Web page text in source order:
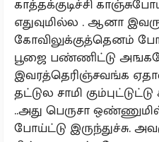
காத்தக்குடிச்சி
எதுவுமில்ல . ஆனா
கோவிலுக்குத்தெனம்
பூஜை பண்ணிட்டு
இவரத்தெரிஞ்சவங்க
தட்டுல சாமி
..அது பெருசா
போய்ட்டு இருந்துச்சு.